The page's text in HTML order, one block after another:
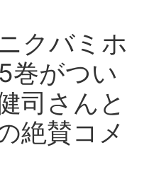
クバミホ
巻がつい
司さんと
絶賛コメ